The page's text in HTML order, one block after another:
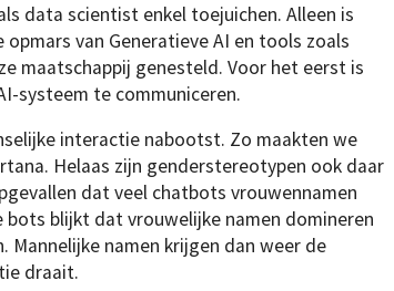
data scientist enkel toejuichen. Alleen is
van Generatieve AI en tools zoals
maatschappij genesteld. Voor het eerst is
systeem te communiceren.
interactie nabootst. Zo maakten we
Helaas zijn genderstereotypen ook daar
dat veel chatbots vrouwennamen
blijkt dat vrouwelijke namen domineren
namen krijgen dan weer de
draait.